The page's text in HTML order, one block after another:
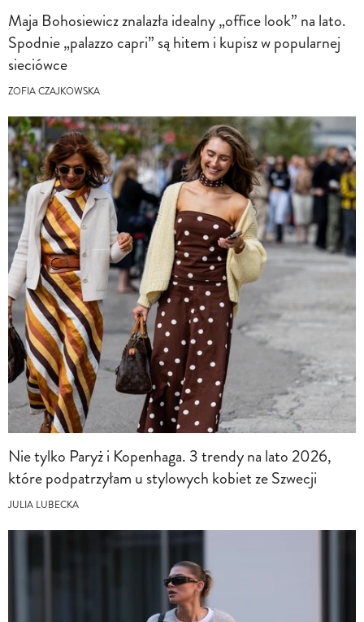
Maja Bohosiewicz znalazła idealny „office look” na lato.
Spodnie „palazzo capri” są hitem i kupisz w popularnej
sieciówce
ZOFIA CZAJKOWSKA
Nie tylko Paryż i Kopenhaga. 3 trendy na lato 2026,
które podpatrzyłam u stylowych kobiet ze Szwecji
JULIA LUBECKA